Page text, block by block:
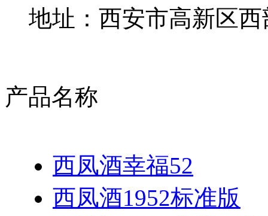
地址：西安市高新区西
产品名称
西凤酒幸福52
西凤酒1952标准版